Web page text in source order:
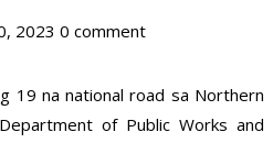
2023 0 comment
19 na national road sa Northern
of Public Works and